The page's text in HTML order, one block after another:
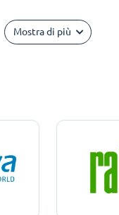
Mostra di più